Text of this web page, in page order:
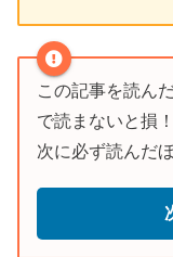
この記事を読ん
で読まないと損！
次に必ず読んだ